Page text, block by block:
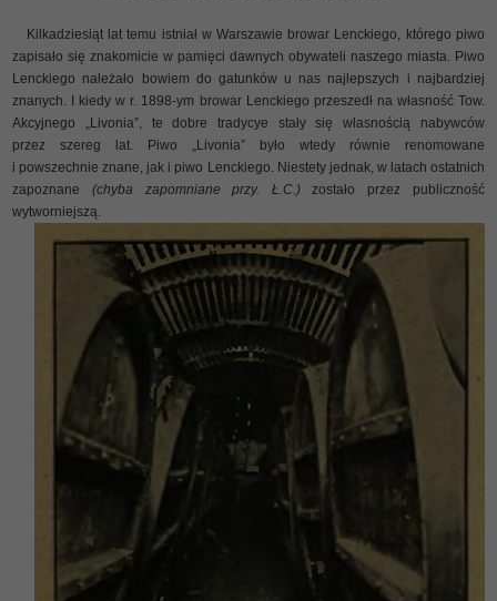
Kilkadziesiąt lat temu istniał w Warszawie browar Lenckiego, którego piwo
zapisało się znakomicie w pamięci dawnych obywateli naszego miasta. Piwo
Lenckiego należało bowiem do gatunków u nas najlepszych i najbardziej
znanych. I kiedy w r. 1898-ym browar Lenckiego przeszedł na własność Tow.
Akcyjnego „Livonia”, te dobre tradycye stały się własnością nabywców
przez szereg lat. Piwo „Livonia” było wtedy równie renomowane
i powszechnie znane, jak i piwo Lenckiego. Niestety jednak, w latach ostatnich
zapoznane (chyba zapomniane przy. Ł.C.) zostało przez publiczność
wytworniejszą.